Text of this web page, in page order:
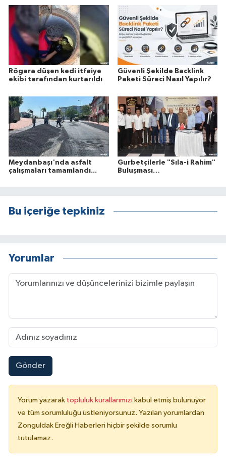
Rögara düşen kedi itfaiye
ekibi tarafından kurtarıldı
Güvenli Şekilde Backlink
Paketi Süreci Nasıl Yapılır?
Meydanbaşı'nda asfalt
çalışmaları tamamlandı...
Gurbetçilerle "Sıla-i Rahim"
Buluşması…
Bu içeriğe tepkiniz
Yorumlar
Gönder
Yorum yazarak topluluk kurallarımızı kabul etmiş bulunuyor
ve tüm sorumluluğu üstleniyorsunuz. Yazılan yorumlardan
Zonguldak Ereğli Haberleri hiçbir şekilde sorumlu
tutulamaz.